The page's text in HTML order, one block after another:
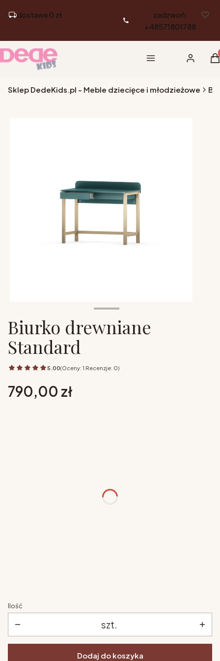
dostawa 0 zł
zadzwoń:
+48571801788
Menu Zaloguj się
Sklep DedeKids.pl - Meble dziecięce i młodzieżowe
Biurko drewniane
Standard
5.00(Oceny: 1 Recenzje: 0)
Cena
790,00 zł
Ilość
szt.
Dodaj do koszyka